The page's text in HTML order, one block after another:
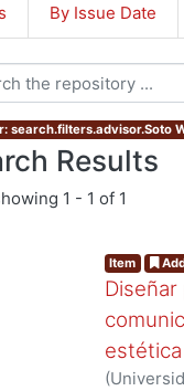
By Issue Date
search.filters.advisor.Soto
Results
1 - 1 of 1
Item
estética
(